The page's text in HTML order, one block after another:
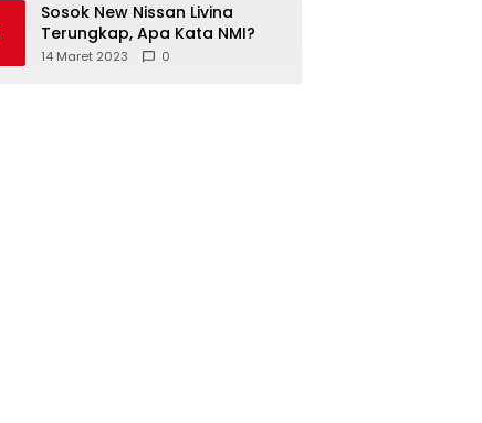
Sosok New Nissan Livina
Terungkap, Apa Kata NMI?
14 Maret 2023 0